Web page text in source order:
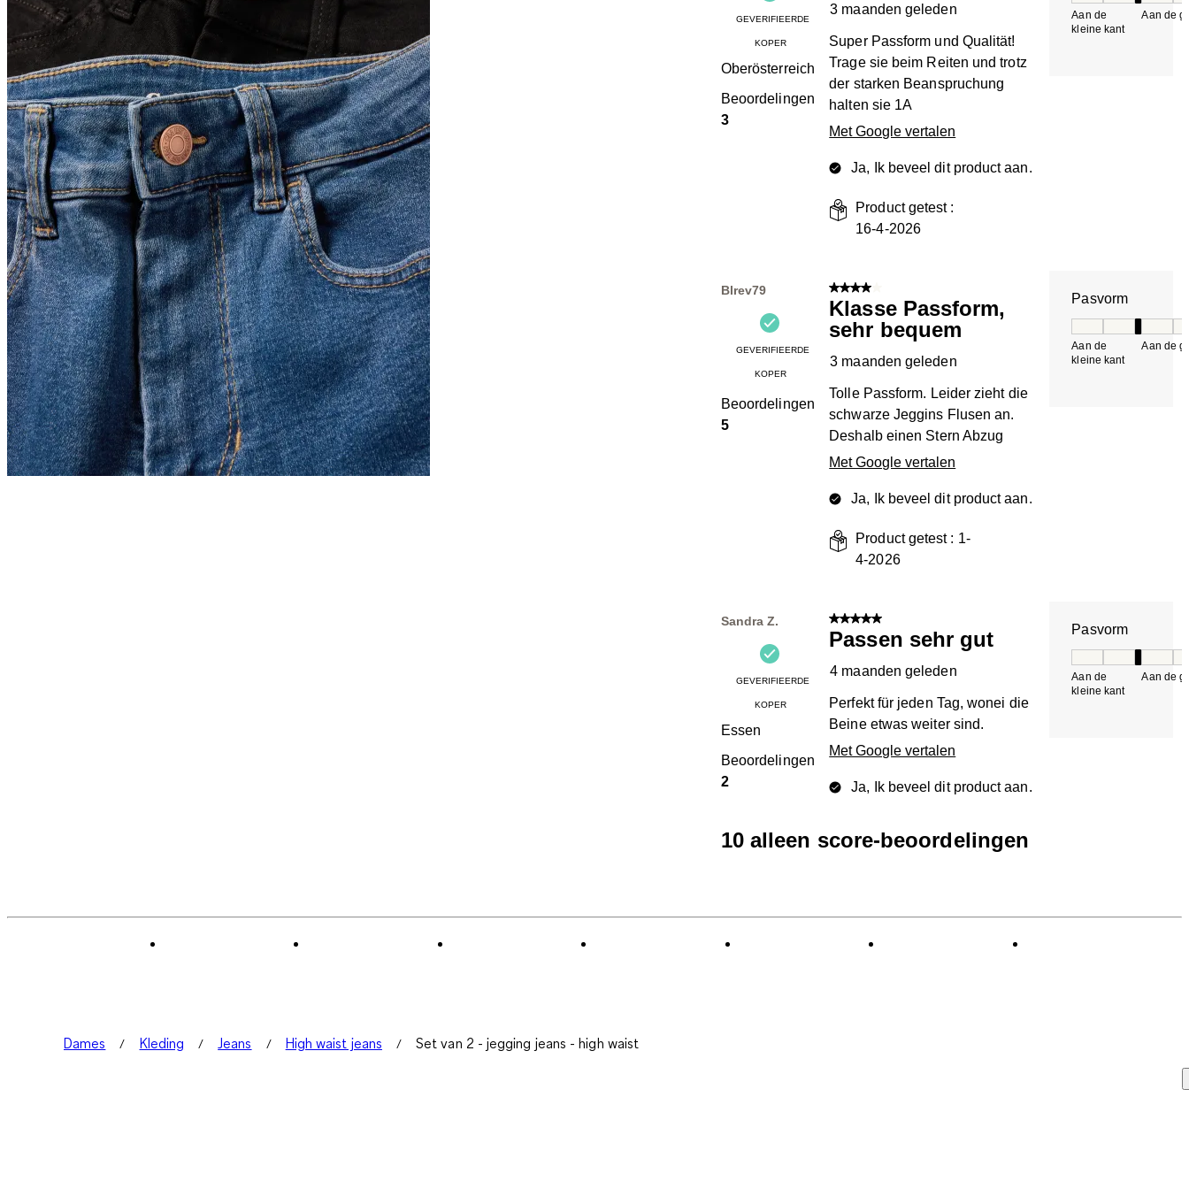
GEVERIFIEERDE
KOPER
Oberösterreich
Beoordelingen
3
3 maanden geleden
Super Passform und Qualität!
Trage sie beim Reiten und trotz
der starken Beanspruchung
halten sie 1A
Met Google vertalen
Ja, Ik beveel dit product aan.
Product getest :
16-4-2026
Aan de
kleine kant
Aan de
Blrev79
GEVERIFIEERDE
KOPER
Beoordelingen
5
4 van 5 sterren.
Klasse Passform,
sehr bequem
3 maanden geleden
Tolle Passform. Leider zieht die
schwarze Jeggins Flusen an.
Deshalb einen Stern Abzug
Met Google vertalen
Ja, Ik beveel dit product aan.
Product getest : 1-
4-2026
Pasvorm
Aan de
kleine kant
Aan de
Sandra Z.
GEVERIFIEERDE
KOPER
Essen
Beoordelingen
2
5 van 5 sterren.
Passen sehr gut
4 maanden geleden
Perfekt für jeden Tag, wonei die
Beine etwas weiter sind.
Met Google vertalen
Ja, Ik beveel dit product aan.
Pasvorm
Aan de
kleine kant
Aan de
10 alleen score-beoordelingen
Dames Kleding Jeans High waist jeans Set van 2 - jegging jeans - high waist